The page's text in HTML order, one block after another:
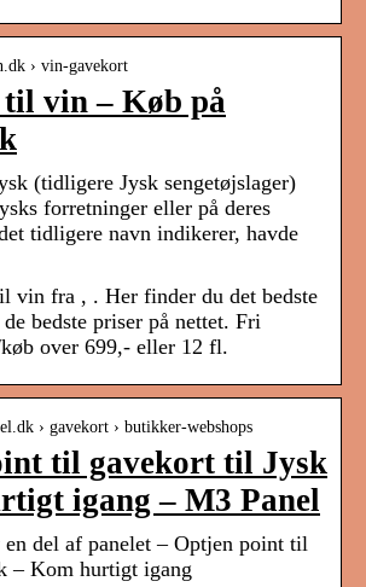
› vin-gavekort
vin – Køb på
(tidligere Jysk sengetøjslager)
forretninger eller på deres
tidligere navn indikerer, havde
vin fra , . Her finder du det bedste
bedste priser på nettet. Fri
over 699,- eller 12 fl.
› gavekort › butikker-webshops
til gavekort til Jysk
igang – M3 Panel
del af panelet – Optjen point til
– Kom hurtigt igang